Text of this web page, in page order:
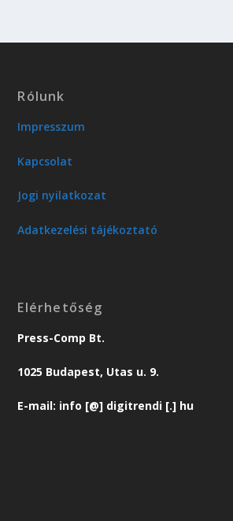
Rólunk
Impresszum
Kapcsolat
Jogi nyilatkozat
Adatkezelési tájékoztató
Elérhetőség
Press-Comp Bt.
1025 Budapest, Utas u. 9.
E-mail: info [@] digitrendi [.] hu